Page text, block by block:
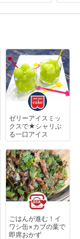
ゼリーアイスミッ
クスで★シャリぷ
る一口アイス
ごはんが進む！イ
ワシ缶×カブの葉で
即席おかず